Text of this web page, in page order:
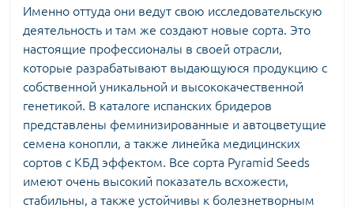
Именно оттуда они ведут свою исследовательскую
деятельность и там же создают новые сорта. Это
настоящие профессионалы в своей отрасли,
которые разрабатывают выдающуюся продукцию с
собственной уникальной и высококачественной
генетикой. В каталоге испанских бридеров
представлены феминизированные и автоцветущие
семена конопли, а также линейка медицинских
сортов с КБД эффектом. Все сорта Pyramid Seeds
имеют очень высокий показатель всхожести,
стабильны, а также устойчивы к болезнетворным